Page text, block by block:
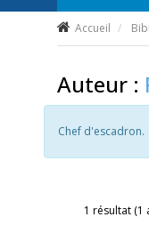
Accueil
Auteur :
Chef d'escadron.
1 résultat (1